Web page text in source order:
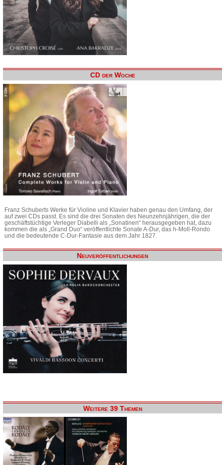
CD der Woche
Franz Schuberts Werke für Violine und Klavier haben genau den Umfang, der
auf zwei CDs passt. Es sind die drei Sonaten des Neunzehnjährigen, die der
geschäftstüchtige Verleger Diabelli als „Sonatinen“ herausgegeben hat, dazu
kommen die als „Grand Duo“ veröffentlichte Sonate A-Dur, das h-Moll-Rondo
und die bedeutende C-Dur-Fantasie aus dem Jahr 1827.
Neuveröffentlichungen
Weitere 39 Themen